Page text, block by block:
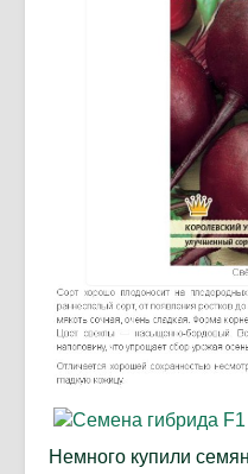
Немного купили